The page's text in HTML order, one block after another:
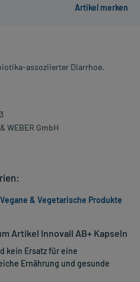
assoziierter Diarrhoe.
WEBER GmbH
Artikel Innovall AB+ Kapseln
kein Ersatz für eine
Ernährung und gesunde
Vegane & Vegetarische Produkte